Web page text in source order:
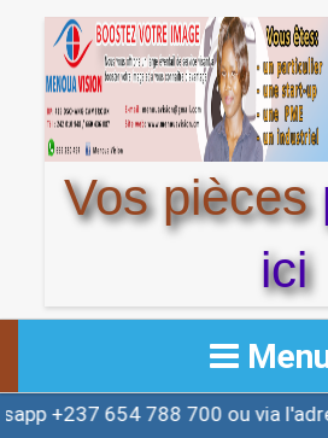
Vos pièces
ici
ACCUEIL
700 ou via l'adresse